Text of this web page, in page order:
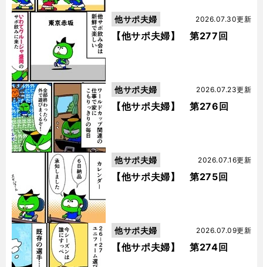
【他サポ夫婦】 第277回
2026.07.30更新
他サポ夫婦
【他サポ夫婦】 第276回
2026.07.23更新
他サポ夫婦
【他サポ夫婦】 第275回
2026.07.16更新
他サポ夫婦
【他サポ夫婦】 第274回
2026.07.09更新
他サポ夫婦